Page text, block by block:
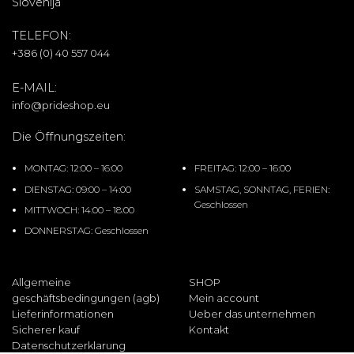
Allgemeine
geschäftsbedingungen (agb)
Lieferinformationen
Sicherer kauf
Datenschutzerklarung
SHOP
Mein account
Ueber das unternehmen
Kontakt
TELEFON:
+386 (0) 40 557 044
E-MAIL:
info@prideshop.eu
Die Öffnungszeiten:
MONTAG: 12:00 – 16:00
DIENSTAG: 09:00 – 14:00
MITTWOCH: 14:00 – 18:00
DONNERSTAG: Geschlossen
FREITAG: 12:00 – 16:00
SAMSTAG, SONNTAG, FERIEN:
Geschlossen